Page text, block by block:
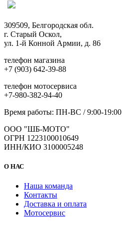
309509, Белгородская обл.
г. Старый Оскол,
ул. 1-й Конной Армии, д. 86
телефон магазина
+7 (903) 642-39-88
телефон мотосервиса
+7-980-382-94-40
Время работы: ПН-ВС / 9:00-19:00
ООО "ШБ-МОТО"
ОГРН 1223100010649
ИНН/КИО 3100005248
О НАС
Наша команда
Контакты
Доставка и оплата
Мотосервис